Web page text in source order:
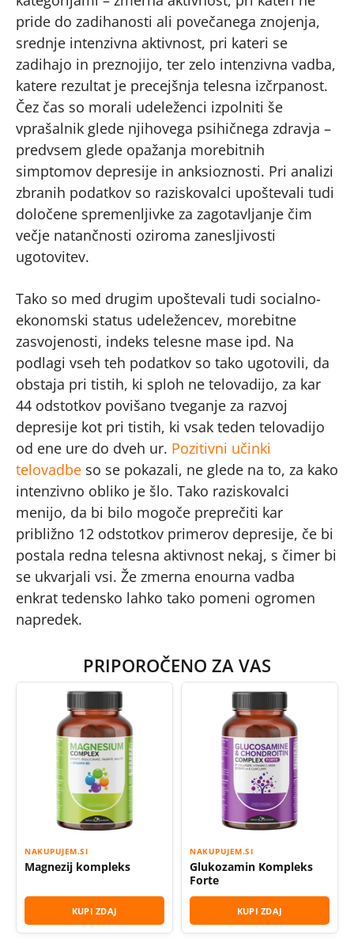
pride do zadihanosti ali povečanega znojenja,
srednje intenzivna aktivnost, pri kateri se
zadihajo in preznojijo, ter zelo intenzivna vadba,
katere rezultat je precejšnja telesna izčrpanost.
Čez čas so morali udeleženci izpolniti še
vprašalnik glede njihovega psihičnega zdravja –
predvsem glede opažanja morebitnih
simptomov depresije in anksioznosti. Pri analizi
zbranih podatkov so raziskovalci upoštevali tudi
določene spremenljivke za zagotavljanje čim
večje natančnosti oziroma zanesljivosti
ugotovitev.
Tako so med drugim upoštevali tudi socialno-
ekonomski status udeležencev, morebitne
zasvojenosti, indeks telesne mase ipd. Na
podlagi vseh teh podatkov so tako ugotovili, da
obstaja pri tistih, ki sploh ne telovadijo, za kar
44 odstotkov povišano tveganje za razvoj
depresije kot pri tistih, ki vsak teden telovadijo
od ene ure do dveh ur. Pozitivni učinki
telovadbe so se pokazali, ne glede na to, za kako
intenzivno obliko je šlo. Tako raziskovalci
menijo, da bi bilo mogoče preprečiti kar
približno 12 odstotkov primerov depresije, če bi
postala redna telesna aktivnost nekaj, s čimer bi
se ukvarjali vsi. Že zmerna enourna vadba
enkrat tedensko lahko tako pomeni ogromen
napredek.
PRIPOROČENO ZA VAS
NAKUPUJEM.SI
Magnezij kompleks
KUPI ZDAJ
NAKUPUJEM.SI
Glukozamin Kompleks
Forte
KUPI ZDAJ